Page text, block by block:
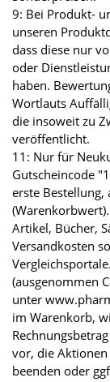
9: Bei Produkt-
unseren
dass diese nur
oder
haben.
Wortlauts
die insoweit zu
veröffentlicht.
11: Nur für
Gutscheincode
erste
Artikel, Bücher,
Versandkosten
(ausgenommen
unter
im Warenkorb,
vor, die
beenden oder